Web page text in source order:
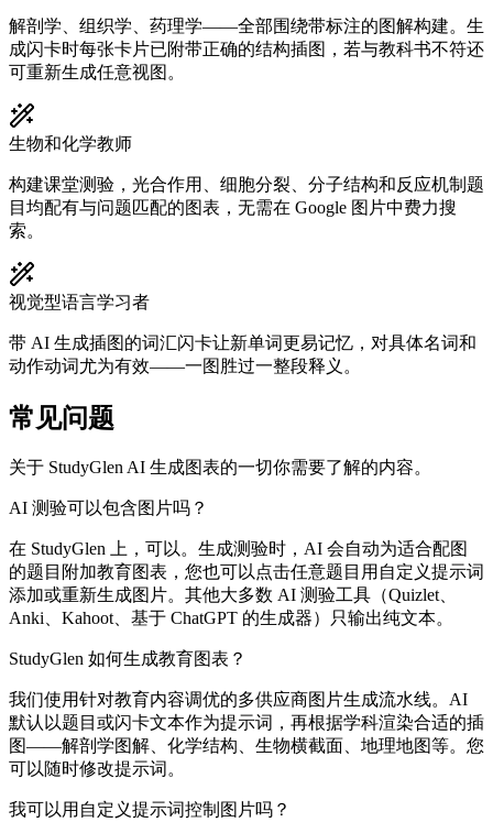
解剖学、组织学、药理学——全部围绕带标注的图解构建。生
成闪卡时每张卡片已附带正确的结构插图，若与教科书不符还
可重新生成任意视图。
生物和化学教师
构建课堂测验，光合作用、细胞分裂、分子结构和反应机制题
目均配有与问题匹配的图表，无需在 Google 图片中费力搜
索。
视觉型语言学习者
带 AI 生成插图的词汇闪卡让新单词更易记忆，对具体名词和
动作动词尤为有效——一图胜过一整段释义。
常见问题
关于 StudyGlen AI 生成图表的一切你需要了解的内容。
AI 测验可以包含图片吗？
在 StudyGlen 上，可以。生成测验时，AI 会自动为适合配图
的题目附加教育图表，您也可以点击任意题目用自定义提示词
添加或重新生成图片。其他大多数 AI 测验工具（Quizlet、
Anki、Kahoot、基于 ChatGPT 的生成器）只输出纯文本。
StudyGlen 如何生成教育图表？
我们使用针对教育内容调优的多供应商图片生成流水线。AI
默认以题目或闪卡文本作为提示词，再根据学科渲染合适的插
图——解剖学图解、化学结构、生物横截面、地理地图等。您
可以随时修改提示词。
我可以用自定义提示词控制图片吗？